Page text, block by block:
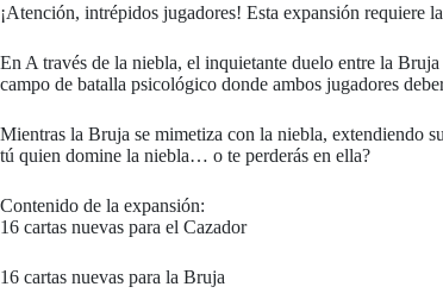
¡Atención, intrépidos jugadores! Esta expansión requiere
En A través de la niebla, el inquietante duelo entre la
campo de batalla psicológico donde ambos jugadores
Mientras la Bruja se mimetiza con la niebla, extendiendo
tú quien domine la niebla… o te perderás en ella?
Contenido de la expansión:
16 cartas nuevas para el Cazador
16 cartas nuevas para la Bruja